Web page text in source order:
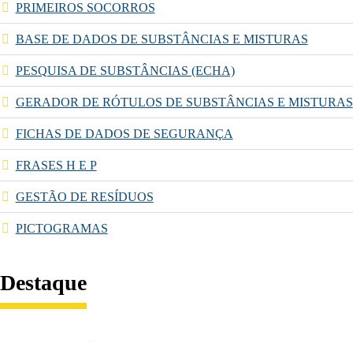
PRIMEIROS SOCORROS
BASE DE DADOS DE SUBSTÂNCIAS E MISTURAS
PESQUISA DE SUBSTÂNCIAS (ECHA)
GERADOR DE RÓTULOS DE SUBSTÂNCIAS E MISTURAS
FICHAS DE DADOS DE SEGURANÇA
FRASES H E P
GESTÃO DE RESÍDUOS
PICTOGRAMAS
Destaque